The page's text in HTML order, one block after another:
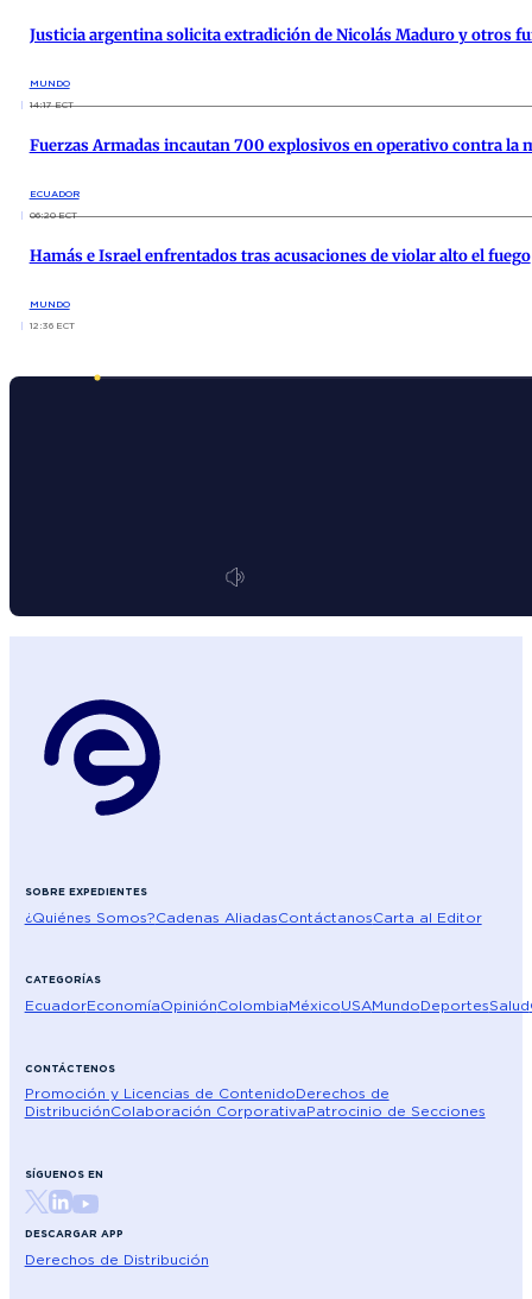
Justicia argentina solicita extradición de Nicolás Maduro y otros
MUNDO
14:17 ECT
Fuerzas Armadas incautan 700 explosivos en operativo contra la
ECUADOR
06:20 ECT
Hamás e Israel enfrentados tras acusaciones de violar alto el fuego
MUNDO
12:36 ECT
SOBRE EXPEDIENTES
¿Quiénes Somos?Cadenas AliadasContáctanosCarta al Editor
CATEGORÍAS
EcuadorEconomíaOpiniónColombiaMéxicoUSAMundoDeportesSalud
CONTÁCTENOS
Promoción y Licencias de ContenidoDerechos de
DistribuciónColaboración CorporativaPatrocinio de Secciones
SÍGUENOS EN
DESCARGAR APP
Derechos de Distribución